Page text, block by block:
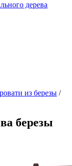
дерева
из березы /
березы